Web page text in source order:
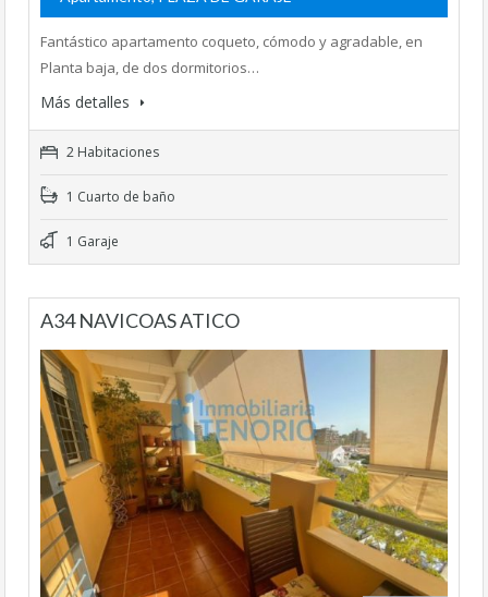
Fantástico apartamento coqueto, cómodo y agradable, en
Planta baja, de dos dormitorios…
Más detalles
2 Habitaciones
1 Cuarto de baño
1 Garaje
A34 NAVICOAS ATICO